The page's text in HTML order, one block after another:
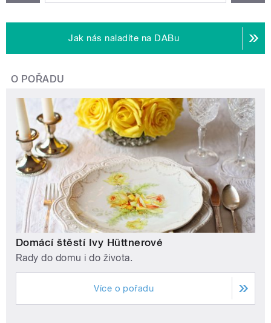
Jak nás naladíte na DABu
O POŘADU
Domácí štěstí Ivy Hüttnerové
Rady do domu i do života.
Více o pořadu